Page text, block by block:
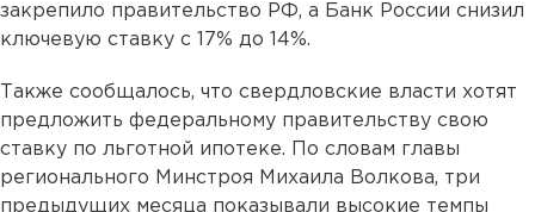
закрепило правительство РФ, а Банк России снизил
ключевую ставку с 17% до 14%.
Также сообщалось, что свердловские власти хотят
предложить федеральному правительству свою
ставку по льготной ипотеке. По словам главы
регионального Минстроя Михаила Волкова, три
предыдущих месяца показывали высокие темпы